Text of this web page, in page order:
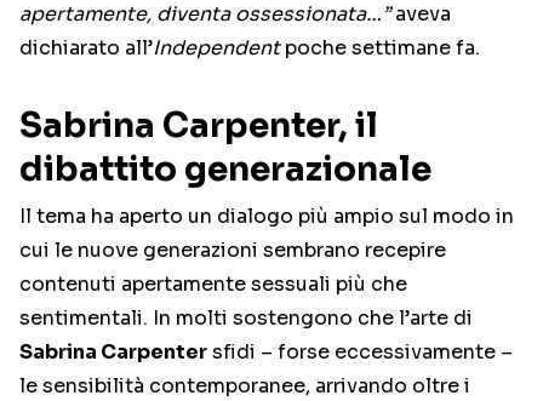
apertamente, diventa ossessionata…”aveva
dichiarato all’Independentpoche settimane fa.
Sabrina Carpenter, il
dibattito generazionale
Il tema ha aperto un dialogo più ampio sul modo in
cui le nuove generazioni sembrano recepire
contenuti apertamente sessuali più che
sentimentali. In molti sostengono che l’arte di
Sabrina Carpentersfidi – forse eccessivamente –
le sensibilità contemporanee, arrivando oltre i